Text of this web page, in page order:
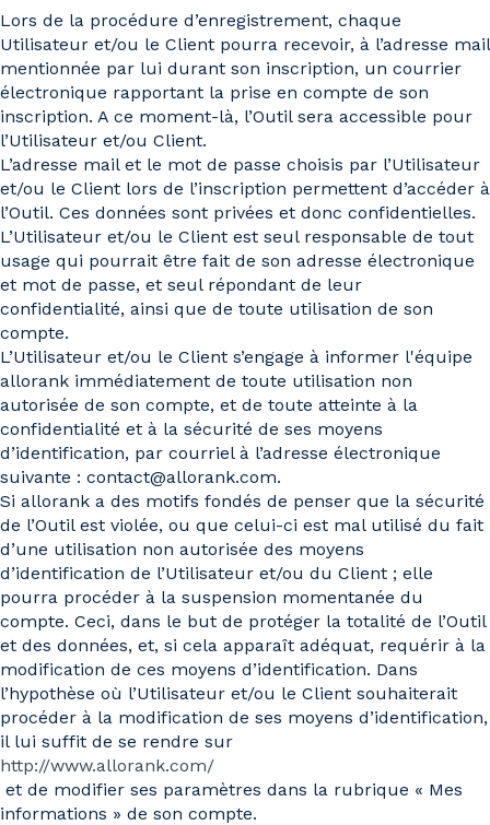
Lors de la procédure d’enregistrement, chaque
Utilisateur et/ou le Client pourra recevoir, à l’adresse mail
mentionnée par lui durant son inscription, un courrier
électronique rapportant la prise en compte de son
inscription. A ce moment-là, l’Outil sera accessible pour
l’Utilisateur et/ou Client.
L’adresse mail et le mot de passe choisis par l’Utilisateur
et/ou le Client lors de l’inscription permettent d’accéder à
l’Outil. Ces données sont privées et donc confidentielles.
L’Utilisateur et/ou le Client est seul responsable de tout
usage qui pourrait être fait de son adresse électronique
et mot de passe, et seul répondant de leur
confidentialité, ainsi que de toute utilisation de son
compte.
L’Utilisateur et/ou le Client s’engage à informer l'équipe
allorank immédiatement de toute utilisation non
autorisée de son compte, et de toute atteinte à la
confidentialité et à la sécurité de ses moyens
d’identification, par courriel à l’adresse électronique
suivante : contact@allorank.com.
Si allorank a des motifs fondés de penser que la sécurité
de l’Outil est violée, ou que celui-ci est mal utilisé du fait
d’une utilisation non autorisée des moyens
d’identification de l’Utilisateur et/ou du Client ; elle
pourra procéder à la suspension momentanée du
compte. Ceci, dans le but de protéger la totalité de l’Outil
et des données, et, si cela apparaît adéquat, requérir à la
modification de ces moyens d’identification. Dans
l’hypothèse où l’Utilisateur et/ou le Client souhaiterait
procéder à la modification de ses moyens d’identification,
il lui suffit de se rendre sur
http://www.allorank.com/
et de modifier ses paramètres dans la rubrique « Mes
informations » de son compte.